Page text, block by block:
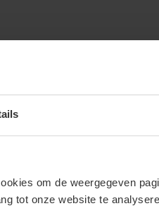
om de weergegeven
tot onze website te